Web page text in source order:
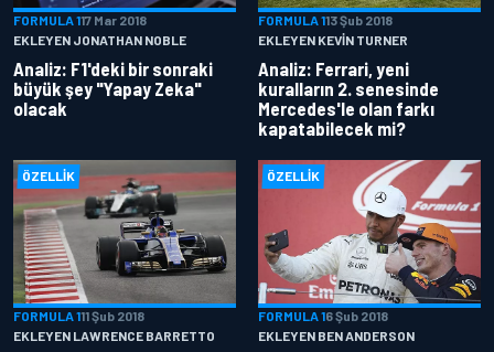
FORMULA 117 Mar 2018
EKLEYEN JONATHAN NOBLE
Analiz: F1'deki bir sonraki
büyük şey "Yapay Zeka"
olacak
FORMULA 113 Şub 2018
EKLEYEN KEVIN TURNER
Analiz: Ferrari, yeni
kuralların 2. senesinde
Mercedes'le olan farkı
kapatabilecek mi?
ÖZELLIK
FORMULA 111 Şub 2018
EKLEYEN LAWRENCE BARRETTO
ÖZELLIK
FORMULA 16 Şub 2018
EKLEYEN BEN ANDERSON